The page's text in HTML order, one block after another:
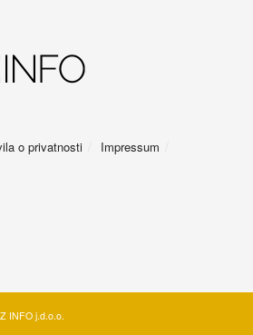
o privatnosti
Impressum
INFO j.d.o.o.